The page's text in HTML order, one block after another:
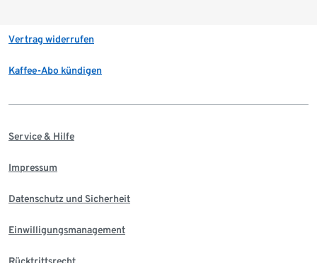
Vertrag widerrufen
Kaffee-Abo kündigen
Service & Hilfe
Impressum
Datenschutz und Sicherheit
Einwilligungsmanagement
Rücktrittsrecht